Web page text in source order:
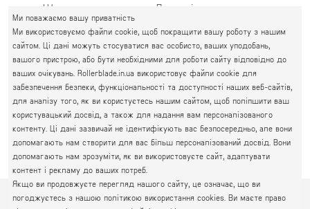
Шкарпетки
Льодові леза
ПРАВИЙ БЕРЕГ
Святошин, Житомирська, Академмістечко
М. КИЇВ, ВУЛ. АКАДЕМІКА КРИМСЬКОГО, 4А
ГРАФІК РОБОТИ:
пн.-пт. 10.00 - 19.00
сб.-нд. 10.00 - 17.00
063 777-59-79
067 111-01-47
050 777-16-00
© 2026Інтернет-магазин Rollerblade Політика
Ми поважаємо вашу приватність
Ми використовуємо файли cookie, щоб покращити вашу роботу з нашим
сайтом. Ці дані можуть стосуватися вас особисто, ваших уподобань,
вашого пристрою, або бути необхідними для роботи сайту відповідно до
ваших очікувань. Rollerblade.in.ua використовує файли cookie для
забезпечення безпеки, функціональності та доступності наших веб-сайтів,
для аналізу того, як ви користуєтесь нашим сайтом, щоб поліпшити ваш
користувацький досвід, а також для надання вам персоналізованого
контенту. Ці дані зазвичай не ідентифікують вас безпосередньо, але вони
допомагають нам створити для вас більш персоналізований досвід. Вони
допомагають нам зрозуміти, як ви використовуєте сайт, адаптувати
контент і рекламу до ваших потреб.
Якщо ви продовжуєте перегляд нашого сайту, це означає, що ви
погоджуєтесь з нашою політикою використання cookies. Ви маєте право